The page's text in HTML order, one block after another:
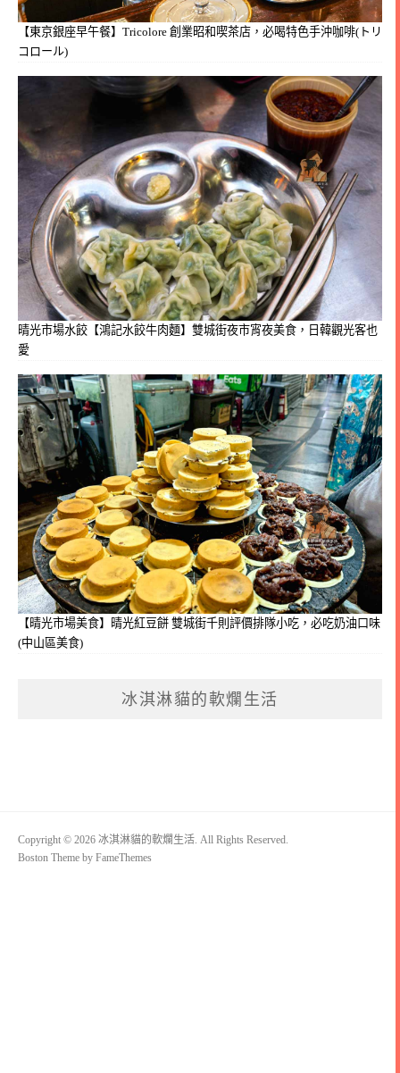
【東京銀座早午餐】Tricolore 創業昭和喫茶店，必喝特色手沖咖啡(トリ
コロール)
晴光市場水餃【鴻記水餃牛肉麵】雙城街夜市宵夜美食，日韓觀光客也
愛
【晴光市場美食】晴光紅豆餅 雙城街千則評價排隊小吃，必吃奶油口味
(中山區美食)
冰淇淋貓的軟爛生活
Copyright © 2026 冰淇淋貓的軟爛生活. All Rights Reserved.
Boston Theme by FameThemes